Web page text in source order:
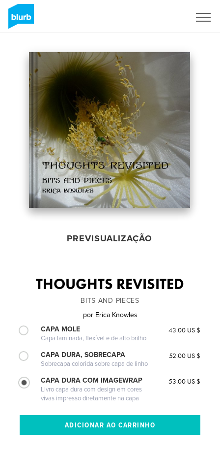
PREVISUALIZAÇÃO
THOUGHTS REVISITED
BITS AND PIECES
por Erica Knowles
CAPA MOLE
Capa laminada, flexível e de alto brilho
43.00 US $
CAPA DURA, SOBRECAPA
Sobrecapa colorida sobre capa de linho
52.00 US $
CAPA DURA COM IMAGEWRAP
Livro capa dura com design em cores
vivas impresso diretamente na capa
53.00 US $